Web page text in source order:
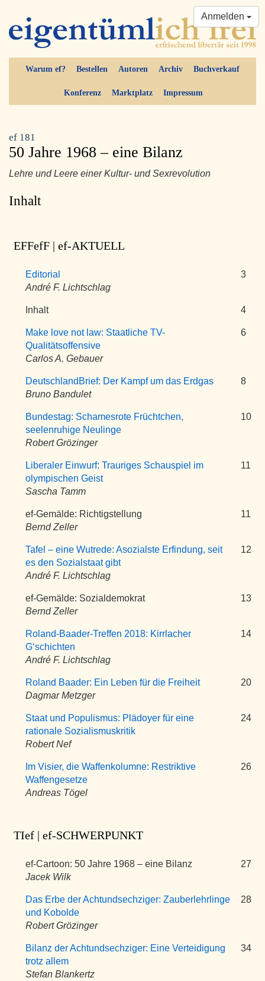
Warum ef? Bestellen Autoren Archiv Buchverkauf
Konferenz Marktplatz Impressum
Anmelden
ef 181
50 Jahre 1968 – eine Bilanz
Lehre und Leere einer Kultur- und Sexrevolution
Inhalt
EFFefF | ef-AKTUELL
Editorial
André F. Lichtschlag
3
Inhalt 4
Make love not law: Staatliche TV-
Qualitätsoffensive
Carlos A. Gebauer
6
DeutschlandBrief: Der Kampf um das Erdgas
Bruno Bandulet
8
Bundestag: Schamesrote Früchtchen,
seelenruhige Neulinge
Robert Grözinger
10
Liberaler Einwurf: Trauriges Schauspiel im
olympischen Geist
Sascha Tamm
11
ef-Gemälde: Richtigstellung
Bernd Zeller
11
Tafel – eine Wutrede: Asozialste Erfindung, seit
es den Sozialstaat gibt
André F. Lichtschlag
12
ef-Gemälde: Sozialdemokrat
Bernd Zeller
13
Roland-Baader-Treffen 2018: Kirrlacher
G‘schichten
André F. Lichtschlag
14
Roland Baader: Ein Leben für die Freiheit
Dagmar Metzger
20
Staat und Populismus: Plädoyer für eine
rationale Sozialismuskritik
Robert Nef
24
Im Visier, die Waffenkolumne: Restriktive
Waffengesetze
Andreas Tögel
26
TIef | ef-SCHWERPUNKT
ef-Cartoon: 50 Jahre 1968 – eine Bilanz
Jacek Wilk
27
Das Erbe der Achtundsechziger: Zauberlehrlinge
und Kobolde
Robert Grözinger
28
Bilanz der Achtundsechziger: Eine Verteidigung
trotz allem
Stefan Blankertz
34